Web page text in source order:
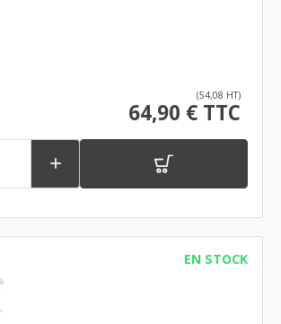
(54,08 HT)
64,90 € TTC

EN STOCK